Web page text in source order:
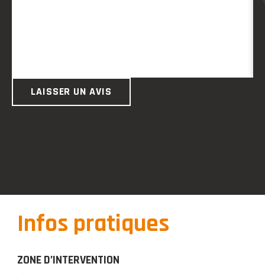
LAISSER UN AVIS
Infos pratiques
ZONE D’INTERVENTION